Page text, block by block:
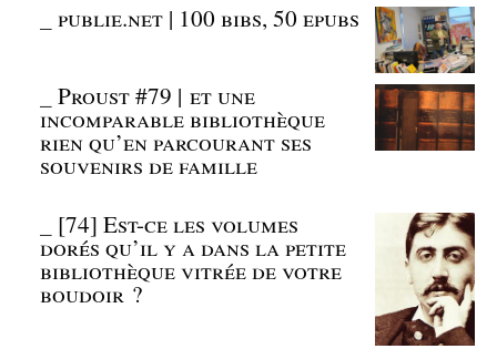
_publie.net | 100 bibs, 50 epubs
_Proust #79 | et une
incomparable bibliothèque
rien qu’en parcourant ses
souvenirs de famille
[74] Est-ce les volumes
dorés qu’il y a dans la petite
bibliothèque vitrée de votre
boudoir ?